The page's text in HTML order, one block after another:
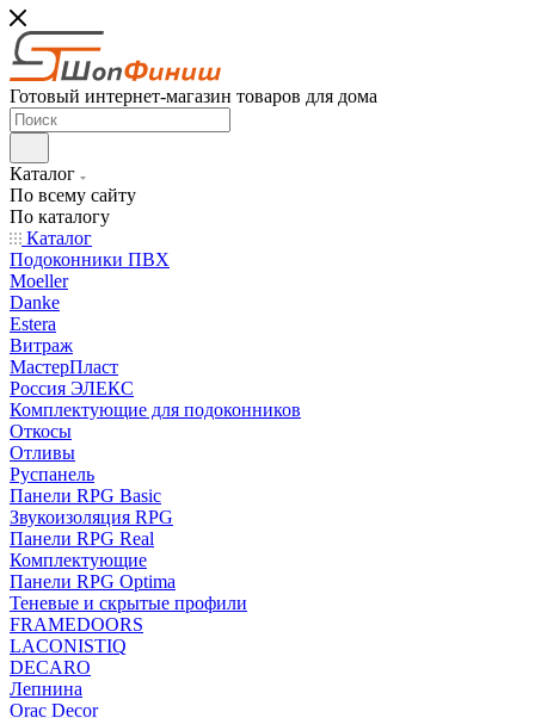
Готовый интернет-магазин товаров для дома
Каталог
По всему сайту
По каталогу
Каталог
Подоконники ПВХ
Moeller
Danke
Estera
Витраж
МастерПласт
Россия ЭЛЕКС
Комплектующие для подоконников
Откосы
Отливы
Руспанель
Панели RPG Basic
Звукоизоляция RPG
Панели RPG Real
Комплектующие
Панели RPG Optima
Теневые и скрытые профили
FRAMEDOORS
LACONISTIQ
DECARO
Лепнина
Orac Decor